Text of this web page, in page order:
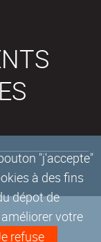
"j'accepte"
à des fins
dépot de
votre
refuse